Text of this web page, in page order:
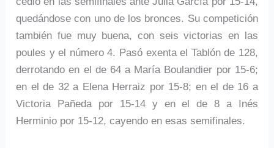
quedándose con uno de los bronces. Su competición
también fue muy buena, con seis victorias en las
poules y el número 4. Pasó exenta el Tablón de 128,
derrotando en el de 64 a María Boulandier por 15-6;
en el de 32 a Elena Herraiz por 15-8; en el de 16 a
Victoria Pañeda por 15-14 y en el de 8 a Inés
Herminio por 15-12, cayendo en esas semifinales.